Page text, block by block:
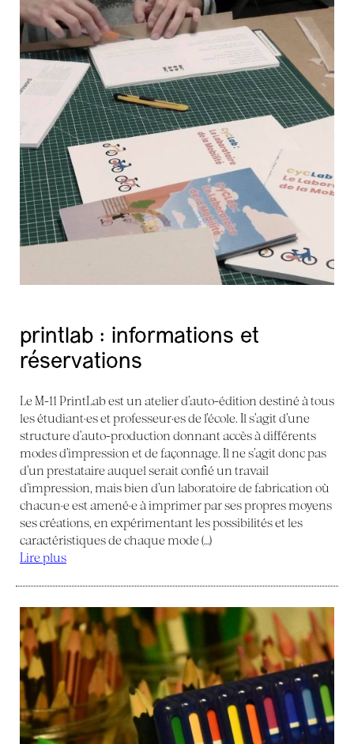
printlab : informations et
réservations
Le M-11 PrintLab est un atelier d’auto-édition destiné à tous
les étudiant·es et professeur·es de l’école. Il s’agit d’une
structure d’auto-production donnant accès à différents
modes d’impression et de façonnage. Il ne s’agit donc pas
d’un prestataire auquel serait confié un travail
d’impression, mais bien d’un laboratoire de fabrication où
chacun·e est amené·e à imprimer par ses propres moyens
ses créations, en expérimentant les possibilités et les
caractéristiques de chaque mode (…)
Lire plus